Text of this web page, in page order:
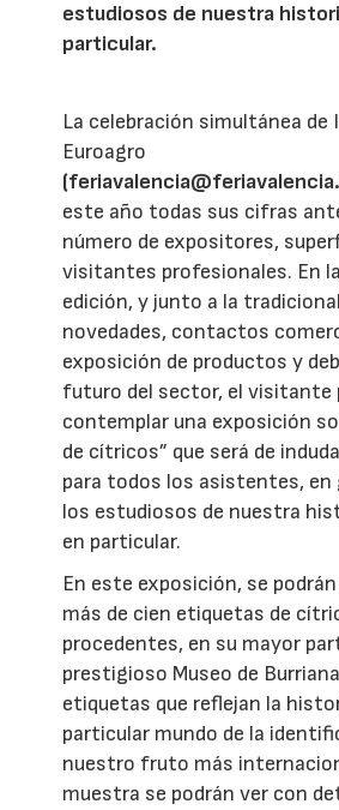
estudiosos de nuestra
particular.
La celebración simultánea de
Euroagro
este año todas sus cifras
número de expositores,
visitantes profesionales. En
edición, y junto a la
novedades, contactos
exposición de productos y
futuro del sector, el visitante
contemplar una exposición
de cítricos” que será de
para todos los asistentes, en
los estudiosos de nuestra
en particular.
En este exposición, se
más de cien etiquetas de
procedentes, en su mayor
prestigioso Museo de
etiquetas que reflejan la
particular mundo de la
nuestro fruto más
muestra se podrán ver con